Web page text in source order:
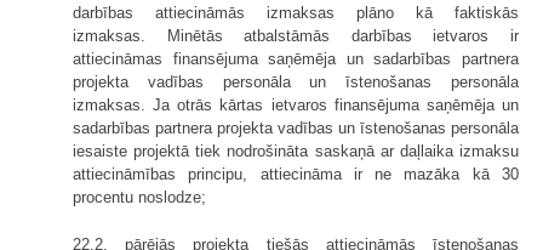
darbības attiecināmās izmaksas plāno kā faktiskās
izmaksas. Minētās atbalstāmās darbības ietvaros ir
attiecināmas finansējuma saņēmēja un sadarbības partnera
projekta vadības personāla un īstenošanas personāla
izmaksas. Ja otrās kārtas ietvaros finansējuma saņēmēja un
sadarbības partnera projekta vadības un īstenošanas personāla
iesaiste projektā tiek nodrošināta saskaņā ar daļlaika izmaksu
attiecināmības principu, attiecināma ir ne mazāka kā 30
procentu noslodze;
22.2. pārējās projekta tiešās attiecināmās īstenošanas